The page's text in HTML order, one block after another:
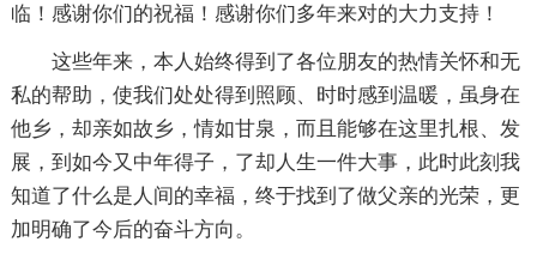
临！感谢你们的祝福！感谢你们多年来对的大力支持！
这些年来，本人始终得到了各位朋友的热情关怀和无
私的帮助，使我们处处得到照顾、时时感到温暖，虽身在
他乡，却亲如故乡，情如甘泉，而且能够在这里扎根、发
展，到如今又中年得子，了却人生一件大事，此时此刻我
知道了什么是人间的幸福，终于找到了做父亲的光荣，更
加明确了今后的奋斗方向。